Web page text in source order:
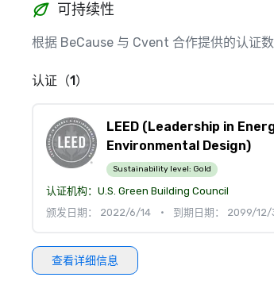
可持续性
根据 BeCause 与 Cvent 合作提供的认证
认证（1）
LEED (Leadership in
Environmental Design)
Sustainability level: Gold
认证机构： U.S. Green Building Council
颁发日期： 2022/6/14
• 到期日期： 2099/12/
查看详细信息